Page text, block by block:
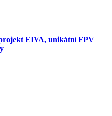
EIVA, unikátní FPV